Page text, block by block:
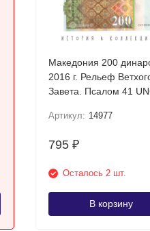
Македония 200
2016 г. Рельеф
Завета. Псалом 41
Артикул: 14977
795₽
Осталось 2 шт.
В корзину